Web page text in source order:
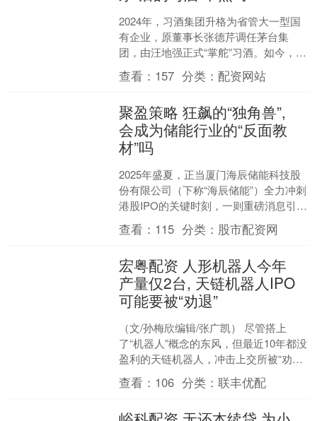
2024年，习酒集团升格为省管大一型国
有企业，原董事长张德芹调任茅台集
团，由汪地强正式“掌舵”习酒。如今，汪
地强担任公司董事长已近一年。今年上
半年，习酒又迎来新....
查看： 157 分类：配资网站
聚盈策略 狂飙的“独角兽”,
会成为储能行业的“反面教
材”吗
2025年盛夏，正当厦门海辰储能科技股
份有限公司（下称“海辰储能”）全力冲刺
港股IPO的关键时刻，一则重磅消息引爆
了整个新能源行业。 据第一财经等多家
媒体报道，....
查看： 115 分类： 股市配资网
宏粤配资 人形机器人今年
产量仅2台, 天链机器人IPO
可能要被“劝退”
（文/孙梅欣编辑/张广凯） 尽管搭上
了“机器人”概念的东风，但最近10年都没
盈利的天链机器人，冲击上交所被“劝
退”的风险大大增加。 今年1月份对上交
所发起冲击的....
查看： 106 分类：联丰优配